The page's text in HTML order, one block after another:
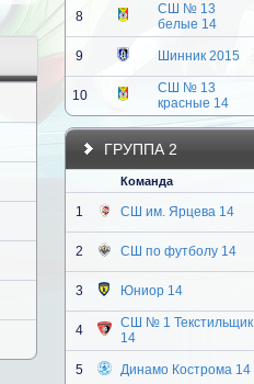
8
СШ № 13
белые 14
9 Шинник 2015
10
СШ № 13
красные 14
ГРУППА 2
Команда
1 СШ им. Ярцева 14
2 СШ по футболу 14
3 Юниор 14
4
СШ № 1 Текстильщик
14
5 Динамо Кострома 14